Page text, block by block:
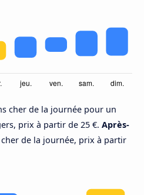
cher de la journée pour un
prix à partir de 25 €. Après-
de la journée, prix à partir